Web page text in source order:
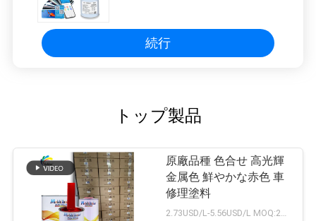
続行
トップ製品
原廠品種 色合せ 高光輝
金属色 鮮やかな赤色 車
修理塗料
2.73USD/L-5.56USD/L MOQ:200L